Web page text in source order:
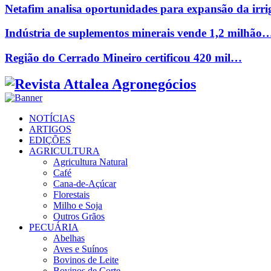
Netafim analisa oportunidades para expansão da
Indústria de suplementos minerais vende 1,2
Região do Cerrado Mineiro certificou 420 mil…
Facebook
Twitter
Instagram
Linkedin
Youtube
Email
NOTÍCIAS
ARTIGOS
EDIÇÕES
AGRICULTURA
Agricultura Natural
Café
Cana-de-Açúcar
Florestais
Milho e Soja
Outros Grãos
PECUÁRIA
Abelhas
Aves e Suínos
Bovinos de Leite